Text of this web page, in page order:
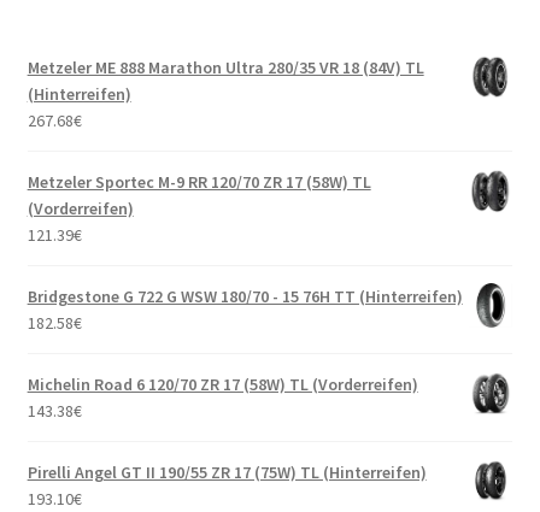
Metzeler ME 888 Marathon Ultra 280/35 VR 18 (84V) TL
(Hinterreifen)
267.68€
Metzeler Sportec M-9 RR 120/70 ZR 17 (58W) TL
(Vorderreifen)
121.39€
Bridgestone G 722 G WSW 180/70 - 15 76H TT (Hinterreifen)
182.58€
Michelin Road 6 120/70 ZR 17 (58W) TL (Vorderreifen)
143.38€
Pirelli Angel GT II 190/55 ZR 17 (75W) TL (Hinterreifen)
193.10€